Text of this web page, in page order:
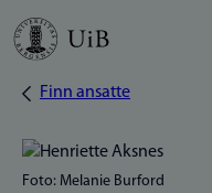
Hopp
Navigasjonssti
Finn ansatte
Foto: Melanie Burford